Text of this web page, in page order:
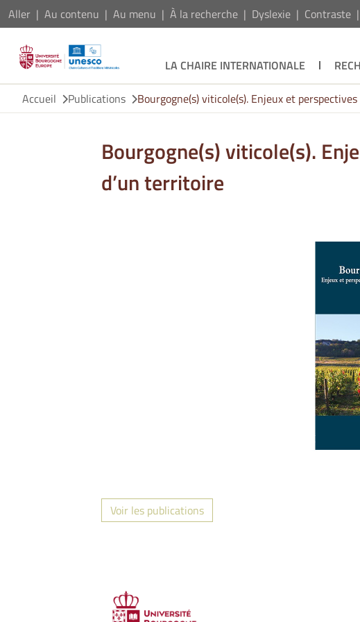
Aller Au contenu Au menu À la recherche Dyslexie Contraste
LA CHAIRE INTERNATIONALE
Accueil
Publications Bourgogne(s) viticole(s). Enjeux et
Bourgogne(s) viticole(s).
d’un territoire
Voir les publications